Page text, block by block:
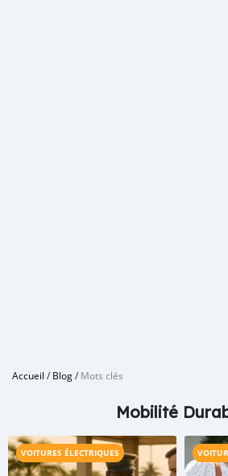
Accueil /Blog/Mots clés
Mobilité
VOITURES ÉLECTRIQUES